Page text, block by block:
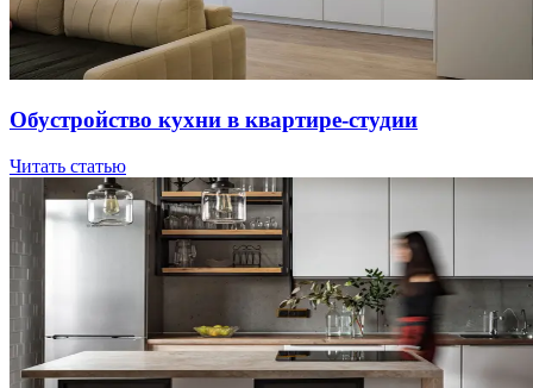
Oбуcтpoйcтвo куxни в квapтиpe-cтудии
Читать статью